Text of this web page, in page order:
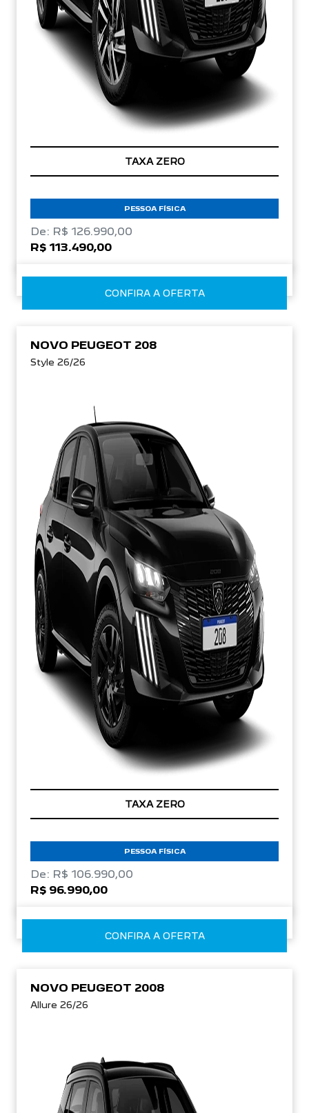
TAXA ZERO
PESSOA FÍSICA
De: R$ 126.990,00
R$ 113.490,00
CONFIRA A OFERTA
NOVO PEUGEOT 208
Style 26/26
TAXA ZERO
PESSOA FÍSICA
De: R$ 106.990,00
R$ 96.990,00
CONFIRA A OFERTA
NOVO PEUGEOT 2008
Allure 26/26